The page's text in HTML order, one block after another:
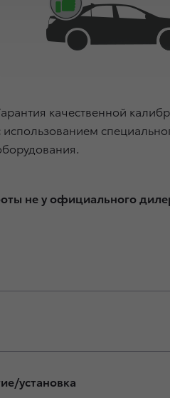
качественной
использованием
не у официального
установка